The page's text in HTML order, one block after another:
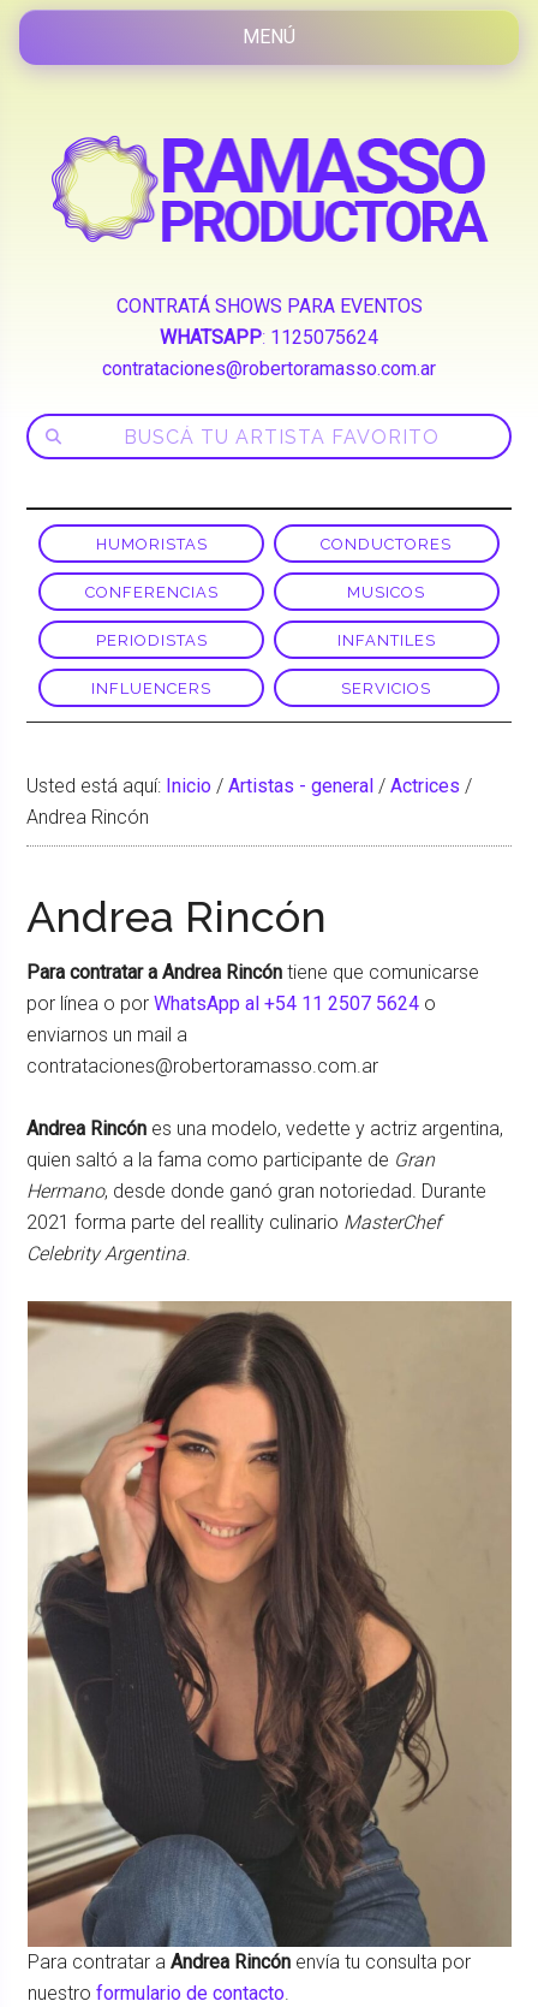
CONTRATÁ SHOWS PARA EVENTOS
WHATSAPP: 1125075624
contrataciones@robertoramasso.com.ar
HUMORISTAS CONDUCTORES
CONFERENCIAS MUSICOS
PERIODISTAS INFANTILES
INFLUENCERS SERVICIOS
Usted está aquí: Inicio / Artistas - general / Actrices /
Andrea Rincón
Andrea Rincón
Para contratar a Andrea Rincón tiene que comunicarse
por línea o porWhatsApp al +54 11 2507 5624 o
enviarnos un mail a
contrataciones@robertoramasso.com.ar
Andrea Rincón es una modelo, vedette y actriz argentina,
quien saltó a la fama como participante de Gran
Hermano, desde donde ganó gran notoriedad. Durante
2021 forma parte del reallity culinario MasterChef
Celebrity Argentina.
Para contratar a Andrea Rincónenvía tu consulta por
nuestro formulario de contacto.